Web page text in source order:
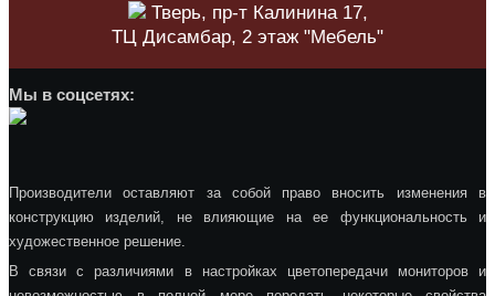
Тверь, пр-т Калинина 17,
ТЦ Дисамбар, 2 этаж "Мебель"
Мы в соцсетях:
Производители оставляют за собой право вносить изменения в
конструкцию изделий, не влияющие на ее функциональность и
художественное решение.
В связи с различиями в настройках цветопередачи мониторов и